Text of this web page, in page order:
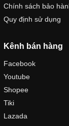
Chính sách bảo
Quy định sử dụng
Kênh bán hàng
Facebook
Youtube
Shopee
Tiki
Lazada